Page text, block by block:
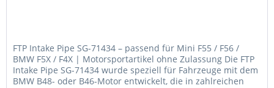
FTP Intake Pipe SG-71434 – passend für Mini F55 / F56 /
BMW F5X / F4X | Motorsportartikel ohne Zulassung Die FTP
Intake Pipe SG-71434 wurde speziell für Fahrzeuge mit dem
BMW B48- oder B46-Motor entwickelt, die in zahlreichen